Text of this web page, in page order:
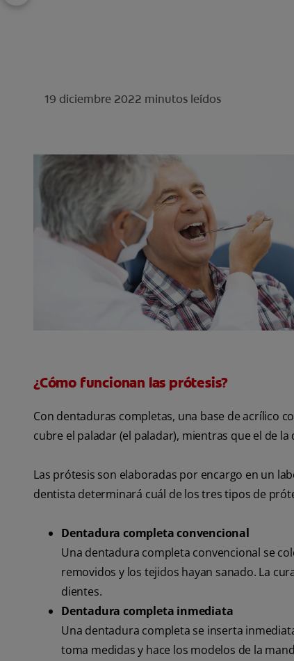
19 diciembre 2022 minutos leídos
¿Cómo funcionan las prótesis?
Con dentaduras completas, una base de acrílico
cubre el paladar (el paladar), mientras que el de
Las prótesis son elaboradas por encargo en un
dentista determinará cuál de los tres tipos de
Dentadura completa convencional
Una dentadura completa convencional se
removidos y los tejidos hayan sanado. La
dientes.
Dentadura completa inmediata
Una dentadura completa se inserta
toma medidas y hace los modelos de la